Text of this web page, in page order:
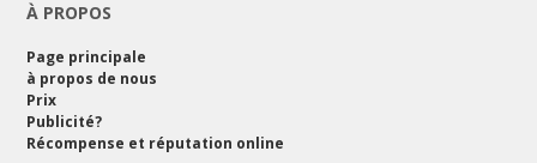
À PROPOS
Page principale
à propos de nous
Prix
Publicité?
Récompense et réputation online